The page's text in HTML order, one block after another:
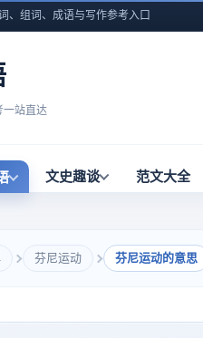
、组词、成语与写作参考入口
一站直达
文史趣谈 范文大全
芬尼运动 芬尼运动的意思